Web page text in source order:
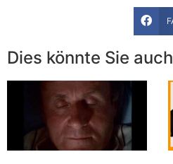
Dies könnte Sie